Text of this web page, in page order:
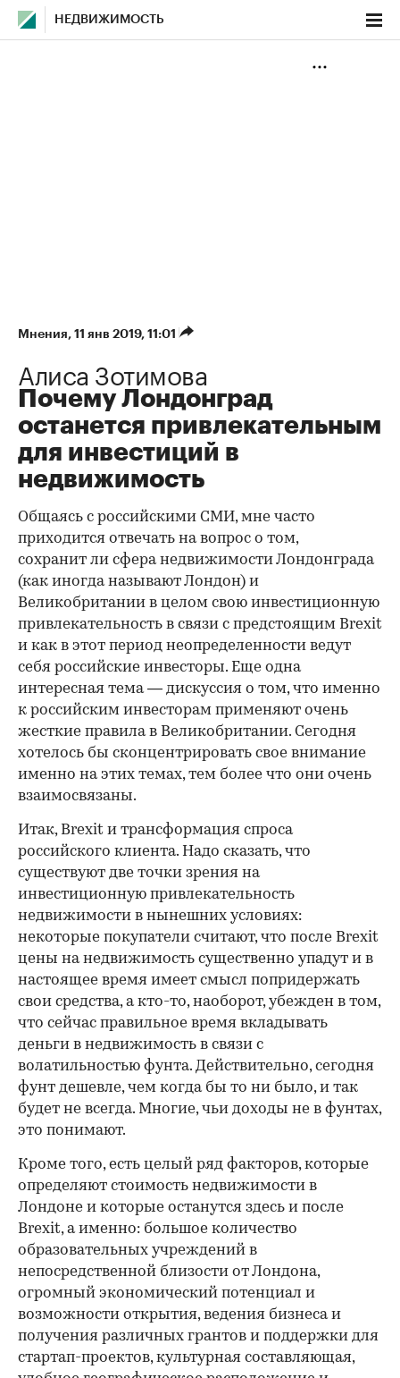
НЕДВИЖИМОСТЬ
Мнения⁠, 11 янв 2019, 11:01
Алиса Зотимова
Почему Лондонград
останется привлекательным
для инвестиций в
недвижимость
Общаясь с российскими СМИ, мне часто
приходится отвечать на вопрос о том,
сохранит ли сфера недвижимости Лондонграда
(как иногда называют Лондон) и
Великобритании в целом свою инвестиционную
привлекательность в связи с предстоящим Brexit
и как в этот период неопределенности ведут
себя российские инвесторы. Еще одна
интересная тема — дискуссия о том, что именно
к российским инвесторам применяют очень
жесткие правила в Великобритании. Сегодня
хотелось бы сконцентрировать свое внимание
именно на этих темах, тем более что они очень
взаимосвязаны.
Итак, Brexit и трансформация спроса
российского клиента. Надо сказать, что
существуют две точки зрения на
инвестиционную привлекательность
недвижимости в нынешних условиях:
некоторые покупатели считают, что после Brexit
цены на недвижимость существенно упадут и в
настоящее время имеет смысл попридержать
свои средства, а кто-то, наоборот, убежден в том,
что сейчас правильное время вкладывать
деньги в недвижимость в связи с
волатильностью фунта. Действительно, сегодня
фунт дешевле, чем когда бы то ни было, и так
будет не всегда. Многие, чьи доходы не в фунтах,
это понимают.
Кроме того, есть целый ряд факторов, которые
определяют стоимость недвижимости в
Лондоне и которые останутся здесь и после
Brexit, а именно: большое количество
образовательных учреждений в
непосредственной близости от Лондона,
огромный экономический потенциал и
возможности открытия, ведения бизнеса и
получения различных грантов и поддержки для
стартап-проектов, культурная составляющая,